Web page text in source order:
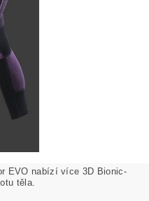
EVO nabízí více 3D Bionic-
těla.